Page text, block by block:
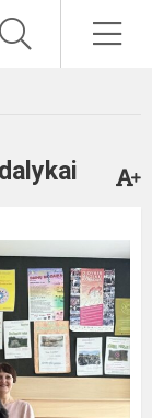
dalykai